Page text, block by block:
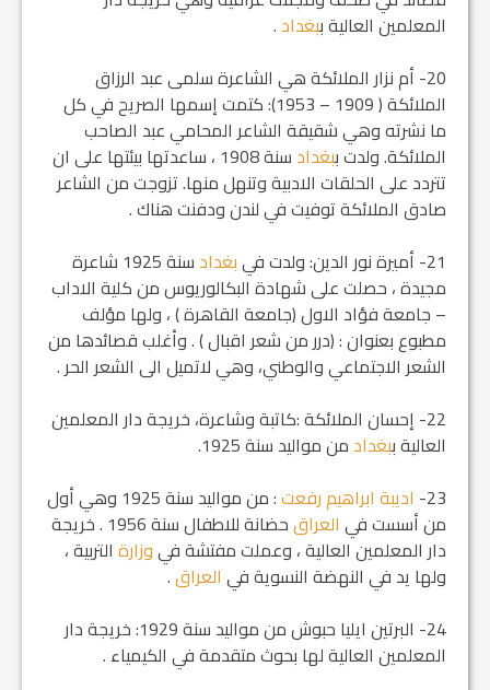
المعلمين العالية ب‍بغداد .
20- أم نزار الملائكة هي الشاعرة سلمى عبد الرزاق
الملائكة ( 1909 – 1953): كتمت إسمها الصريح في كل
ما نشرته وهي شقيقة الشاعر المحامي عبد الصاحب
الملائكة. ولدت ب‍بغداد
سنة 1908 ، ساعدتها بيئتها على ان
تتردد على الحلقات الادبية وتنهل منها. تزوجت من الشاعر
صادق الملائكة توفيت في لندن ودفنت هناك .
21- أميرة نور الدين: ولدت في
بغداد
سنة 1925 شاعرة
مجيدة ، حصلت على شهادة البكالوريوس من كلية الاداب
– جامعة فؤاد الاول (جامعة القاهرة ) ، ولها مؤلف
مطبوع بعنوان : (درر من شعر اقبال ) . وأغلب قصائدها من
الشعر الاجتماعي والوطني، وهي لاتميل الى الشعر الحر .
22- إحسان الملائكة :كاتبة وشاعرة، خريجة دار المعلمين
العالية ب‍بغداد من مواليد سنة 1925.
23- اديبة ابراهيم رفعت
: من مواليد سنة 1925 وهي أول
من أسست في العراق
حضانة للاطفال سنة 1956 . خريجة
دار المعلمين العالية ، وعملت مفتشة فيوزارة التربية ،
ولها يد في النهضة النسوية في العراق.
24- البرتين ايليا حبوش من مواليد سنة 1929: خريجة دار
المعلمين العالية لها بحوث متقدمة في الكيمياء .